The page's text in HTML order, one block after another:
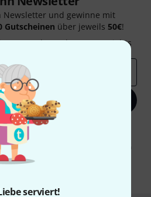
serviert!
Newsletter und gewinne mit
Gutscheinen über jeweils 50€!
Deals Thomann Insights
anmelden
stimmen Sie dem Erhalt von E-Mail-
des E-Mail-Nutzungsverhaltens zu. Die
Weitere Informationen finden Sie in